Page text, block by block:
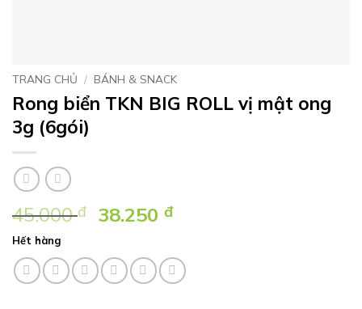
TRANG CHỦ / BÁNH & SNACK
Rong biển TKN BIG ROLL vị mật ong
3g (6gói)
45.000đ
Giá
là:
45.000 ₫.
38.250đGiá
tại
là:
38.250 ₫.
Hết hàng